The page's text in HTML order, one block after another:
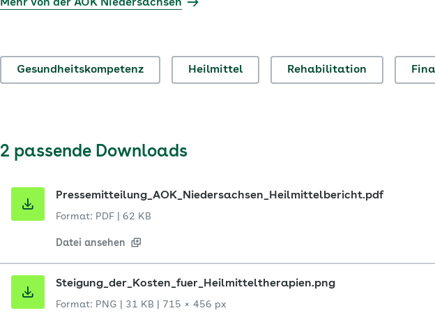
Mehr von der AOK Niedersachsen
Gesundheitskompetenz Heilmittel Rehabilitation
2 passende Downloads
Pressemitteilung_AOK_Niedersachsen_Heilmittelbericht.pdf
Format: PDF 62 KB
Datei ansehen
Steigung_der_Kosten_fuer_Heilmitteltherapien.png
Format: PNG 31 KB 715 × 456 px